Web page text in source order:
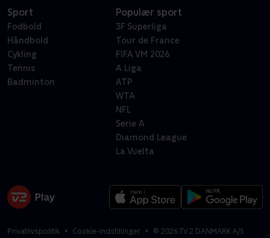
Sport
Fodbold
Håndbold
Cykling
Tennis
Badminton
Populær sport
3F Superliga
Tour de France
FIFA VM 2026
A Liga
ATP
WTA
NFL
Serie A
Diamond League
La Vuelta
Privatlivspolitik Cookie-indstillinger © 2026TV 2 DANMARK A/S